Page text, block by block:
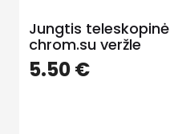
Jungtis teleskopinė
chrom.su veržle
5.50€